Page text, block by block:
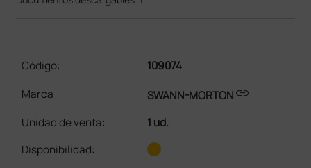
Código:
109074
Marca
SWANN-MORTONlink
Unidad de venta:
1 ud.
Disponibilidad: